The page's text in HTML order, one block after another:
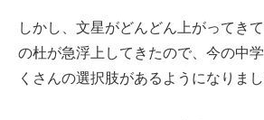
しかし、文星がどんどん上がってき
の杜が急浮上してきたので、今の中
くさんの選択肢があるようになりまし